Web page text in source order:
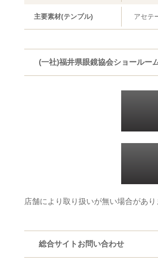
主要素材(テンプル) アセテ
(一社)福井県眼鏡協会ショールー
店舗により取り扱いが無い場合があ
総合サイトお問い合わせ